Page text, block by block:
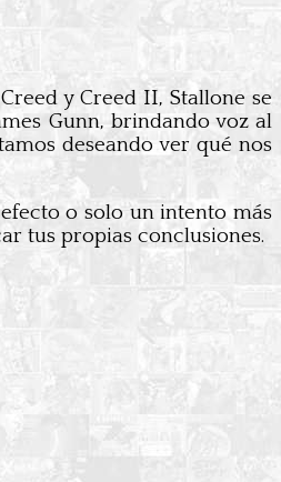
y Creed II, Stallone se
Gunn, brindando voz al
deseando ver qué nos
o solo un intento más
tus propias conclusiones.